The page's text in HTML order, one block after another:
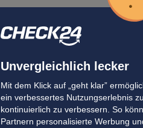
Unvergleichlich lecker
Mit dem Klick auf „geht klar”
ein verbessertes Nutzungserlebnis
kontinuierlich zu verbessern. So
Partnern personalisierte Werbung